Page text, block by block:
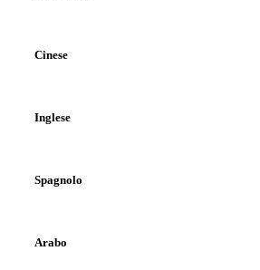
Cinese
Inglese
Spagnolo
Arabo